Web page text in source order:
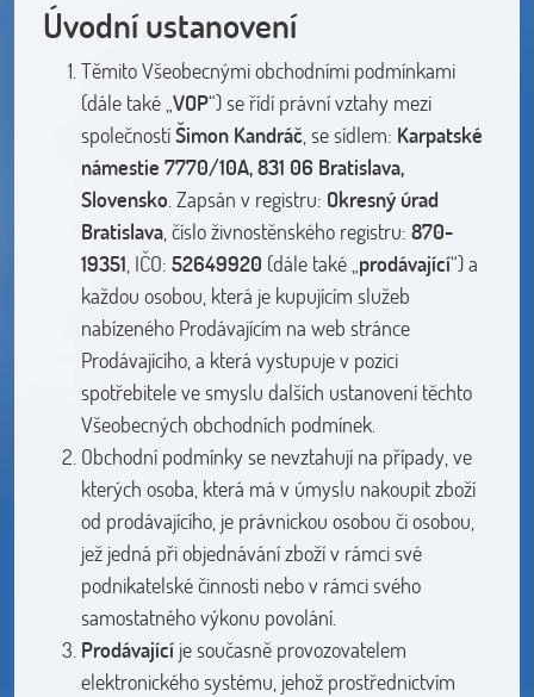
Úvodní ustanovení
Těmito Všeobecnými obchodními podmínkami
(dále také „ VOP“) se řídí právní vztahy mezi
společnostíŠimon Kandráč , se sídlem: Karpatské
námestie 7770/10A, 831 06 Bratislava,
Slovensko . Zapsán v registru: Okresný úrad
Bratislava , číslo živnostěnského registru: 870-
19351 , IČO: 52649920 (dále také „ prodávající“) a
každou osobou, která je kupujícím služeb
nabízeného Prodávajícím na web stránce
Prodávajícího, a která vystupuje v pozici
spotřebitele ve smyslu dalších ustanovení těchto
Všeobecných obchodních podmínek.
Obchodní podmínky se nevztahují na případy, ve
kterých osoba, která má v úmyslu nakoupit zboží
od prodávajícího, je právnickou osobou či osobou,
jež jedná při objednávání zboží v rámci své
podnikatelské činnosti nebo v rámci svého
samostatného výkonu povolání.
Prodávající je současně provozovatelem
elektronického systému, jehož prostřednictvím